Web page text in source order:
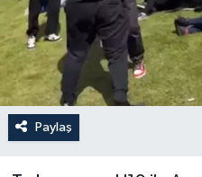
Paylaş
İLÇELER
OTOPARK
TEKNOLOJİ